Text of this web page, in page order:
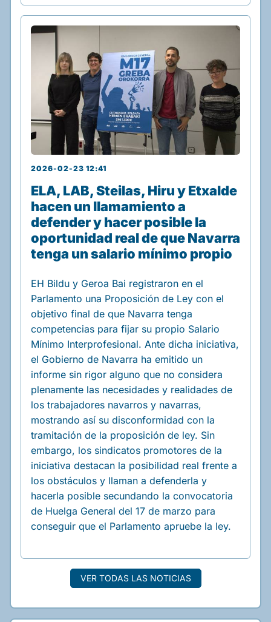
2026-02-23 12:41
ELA, LAB, Steilas, Hiru y Etxalde
hacen un llamamiento a
defender y hacer posible la
oportunidad real de que Navarra
tenga un salario mínimo propio
EH Bildu y Geroa Bai registraron en el
Parlamento una Proposición de Ley con el
objetivo final de que Navarra tenga
competencias para fijar su propio Salario
Mínimo Interprofesional. Ante dicha iniciativa,
el Gobierno de Navarra ha emitido un
informe sin rigor alguno que no considera
plenamente las necesidades y realidades de
los trabajadores navarros y navarras,
mostrando así su disconformidad con la
tramitación de la proposición de ley. Sin
embargo, los sindicatos promotores de la
iniciativa destacan la posibilidad real frente a
los obstáculos y llaman a defenderla y
hacerla posible secundando la convocatoria
de Huelga General del 17 de marzo para
conseguir que el Parlamento apruebe la ley.
VER TODAS LAS NOTICIAS